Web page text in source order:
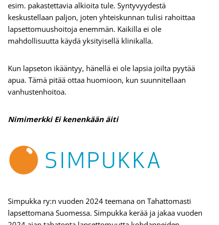
esim. pakastettavia alkioita tule. Syntyvyydestä
keskustellaan paljon, joten yhteiskunnan tulisi rahoittaa
lapsettomuushoitoja enemmän. Kaikilla ei ole
mahdollisuutta käydä yksityisellä klinikalla.
Kun lapseton ikääntyy, hänellä ei ole lapsia joilta pyytää
apua. Tämä pitää ottaa huomioon, kun suunnitellaan
vanhustenhoitoa.
Nimimerkki Ei kenenkään äiti
Simpukka ry:n vuoden 2024 teemana on Tahattomasti
lapsettomana Suomessa. Simpukka kerää ja jakaa vuoden